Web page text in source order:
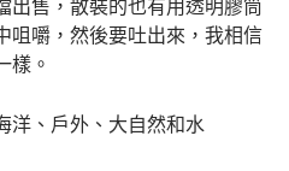
出售，散裝的也有用透明膠筒
咀嚼，然後要吐出來，我相信
樣。